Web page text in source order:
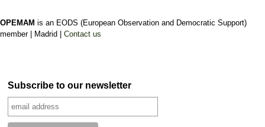
OPEMAM is an EODS (European Observation and Democratic Support)
member | Madrid | Contact us
Subscribe to our newsletter